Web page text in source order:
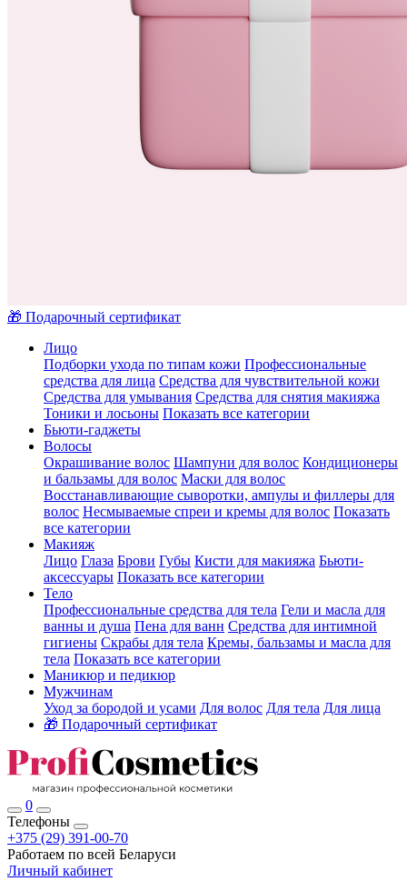
🎁 Подарочный сертификат
Лицо
Подборки ухода по типам кожи Профессиональные
средства для лица Средства для чувствительной кожи
Средства для умывания Средства для снятия макияжа
Тоники и лосьоны Показать все категории
Бьюти-гаджеты
Волосы
Окрашивание волос Шампуни для волос Кондиционеры
и бальзамы для волос Маски для волос
Восстанавливающие сыворотки, ампулы и филлеры для
волос Несмываемые спреи и кремы для волос Показать
все категории
Макияж
Лицо Глаза Брови Губы Кисти для макияжа Бьюти-
аксессуары Показать все категории
Тело
Профессиональные средства для тела Гели и масла для
ванны и душа Пена для ванн Средства для интимной
гигиены Скрабы для тела Кремы, бальзамы и масла для
тела Показать все категории
Маникюр и педикюр
Мужчинам
Уход за бородой и усами Для волос Для тела Для лица
🎁 Подарочный сертификат
0
Телефоны
+375 (29) 391-00-70
Работаем по всей Беларуси
Личный кабинет